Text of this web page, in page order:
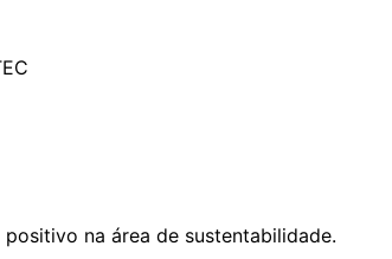
na área de sustentabilidade.